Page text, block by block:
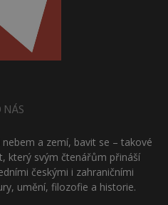
NÁS
a zemí, bavit se – takové
který svým čtenářům přináší
českými i zahraničními
umění, filozofie a historie.